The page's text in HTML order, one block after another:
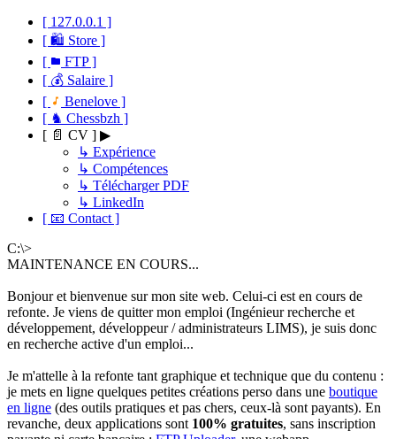
[ 127.0.0.1 ]
[ 🛍 Store ]
[
FTP ]
[ 💰 Salaire ]
[
Benelove ]
[ ♞ Chessbzh ]
[ 📄 CV ] ▶
↳ Expérience
↳ Compétences
↳ Télécharger PDF
↳ LinkedIn
[ 📧 Contact ]
C:\>
MAINTENANCE EN COURS...
Bonjour et bienvenue sur mon site web. Celui-ci est en cours de
refonte. Je viens de quitter mon emploi (Ingénieur recherche et
développement, développeur / administrateurs LIMS), je suis donc
en recherche active d'un emploi...
Je m'attelle à la refonte tant graphique et technique que du contenu :
je mets en ligne quelques petites créations perso dans une boutique
en ligne (des outils pratiques et pas chers, ceux-là sont payants). En
revanche, deux applications sont 100% gratuites, sans inscription